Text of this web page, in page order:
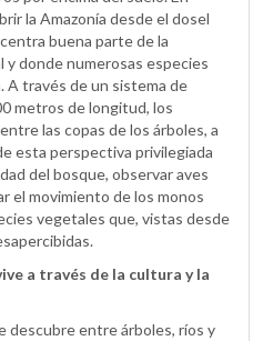
la Amazonía desde el dosel
buena parte de la
donde numerosas especies
A través de un sistema de
metros de longitud, los
las copas de los árboles, a
esta perspectiva privilegiada
del bosque, observar aves
el movimiento de los monos
vegetales que, vistas desde
a través de la cultura y la
descubre entre árboles, ríos y